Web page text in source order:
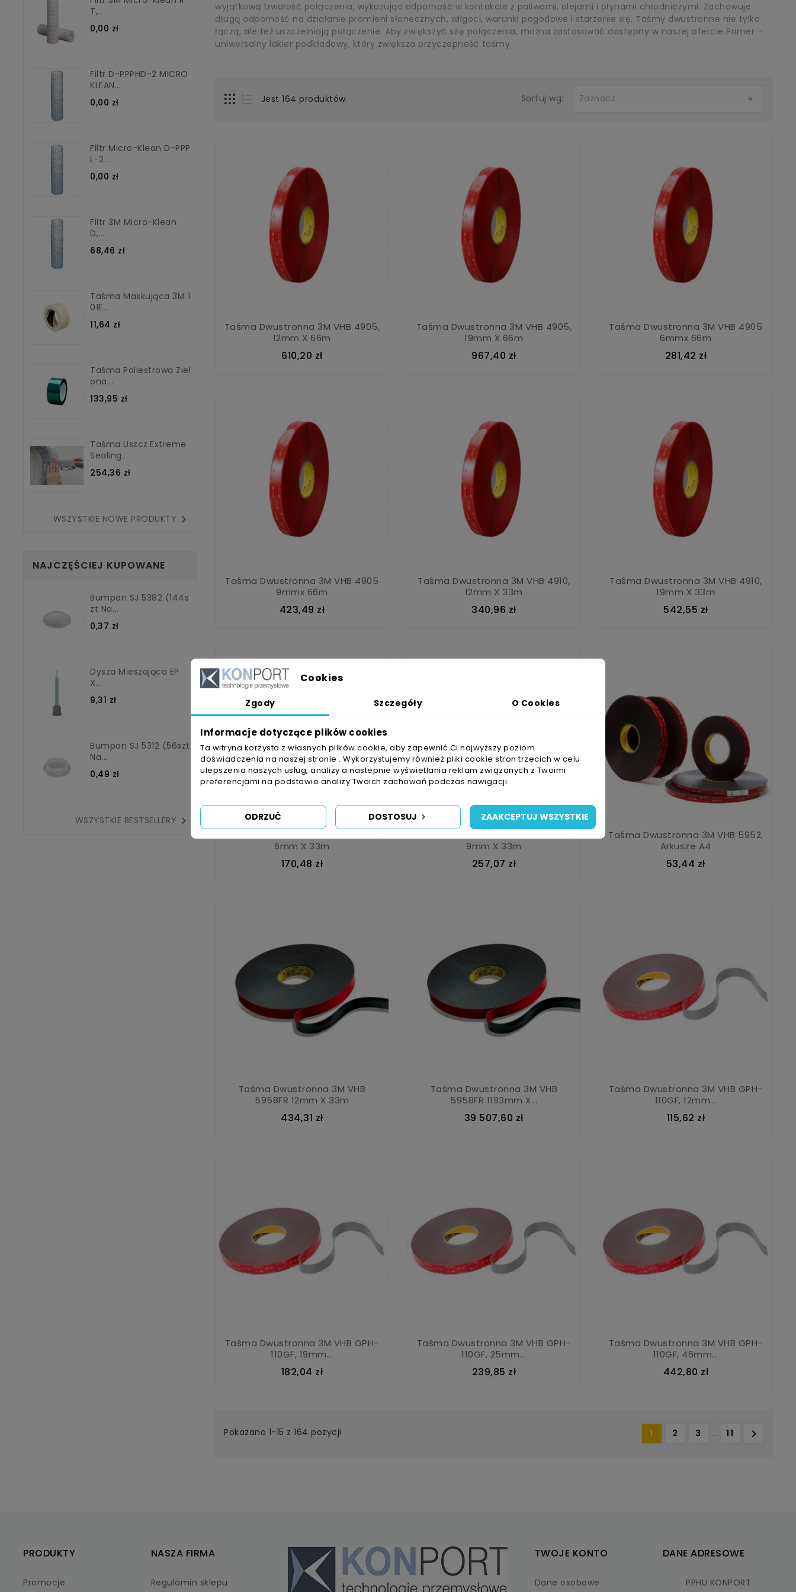
T,...
0,00 zł
Filtr D-PPPHD-2 MICRO
KLEAN...
0,00 zł
Filtr Micro-Klean D-PPP
L-2...
0,00 zł
Filtr 3M Micro-Klean
D,...
68,46 zł
Taśma Maskująca 3M 1
01E...
11,64 zł
Taśma Poliestrowa Ziel
Ona...
133,95 zł
Taśma Uszcz.Extreme
Sealing...
254,36 zł
WSZYSTKIE NOWE PRODUKTY 
NAJCZĘŚCIEJ KUPOWANE
Bumpon SJ 5382 (144s
Zt Na...
0,37 zł
Dysza Mieszająca EP
X...
9,31 zł
Bumpon SJ 5312 (56szt
Na...
0,49 zł
WSZYSTKIE BESTSELLERY 
wyjątkową trwałość połączenia, wykazując odporność w kontakcie z paliwami, olejami i płynami chłodniczymi. Zachowuje
długą odporność na działanie promieni słonecznych, wilgoci, warunki pogodowe i starzenie się. Taśmy dwustronne nie tylko
łączą, ale też uszczelniają połączenie. Aby zwiększyć siłę połączenia, można zastosować dostępny w naszej ofercie Primer -
uniwersalny lakier podkładowy, który zwiększa przyczepność taśmy.
Jest 164 produktów. Sortuj wg: Zaznacz 
Taśma Dwustronna 3M VHB 4905,
12mm X 66m
610,20 zł
Taśma Dwustronna 3M VHB 4905,
19mm X 66m
967,40 zł
Taśma Dwustronna 3M VHB 4905
6mmx 66m
281,42 zł
Taśma Dwustronna 3M VHB 4905
9mmx 66m
423,49 zł
Taśma Dwustronna 3M VHB 4910,
12mm X 33m
340,96 zł
Taśma Dwustronna 3M VHB 4910,
19mm X 33m
542,55 zł
6mm X 33m
170,48 zł
9mm X 33m
257,07 zł
Taśma Dwustronna 3M VHB 5952,
Arkusze A4
53,44 zł
Taśma Dwustronna 3M VHB
5958FR 12mm X 33m
434,31 zł
Taśma Dwustronna 3M VHB
5958FR 1193mm X...
39 507,60 zł
Taśma Dwustronna 3M VHB GPH-
110GF, 12mm...
115,62 zł
Taśma Dwustronna 3M VHB GPH-
110GF, 19mm...
182,04 zł
Taśma Dwustronna 3M VHB GPH-
110GF, 25mm...
239,85 zł
Taśma Dwustronna 3M VHB GPH-
110GF, 46mm...
442,80 zł
Pokazano 1-15 z 164 pozycji 1 2 3 … 11 
PRODUKTY
Promocje
NASZA FIRMA
Regulamin sklepu
TWOJE KONTO
Dane osobowe
DANE ADRESOWE
PPHU KONPORT
Cookies
Zgody Szczegóły O Cookies
Informacje dotyczące plików cookies
Ta witryna korzysta z własnych plików cookie, aby zapewnić Ci najwyższy poziom
doświadczenia na naszej stronie . Wykorzystujemy również pliki cookie stron trzecich w celu
ulepszenia naszych usług, analizy a nastepnie wyświetlania reklam związanych z Twoimi
preferencjami na podstawie analizy Twoich zachowań podczas nawigacji.
ODRZUĆ DOSTOSUJ ZAAKCEPTUJ WSZYSTKIE